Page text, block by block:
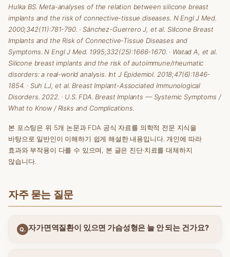
Hulka BS. Meta-analyses of the relation between silicone breast
implants and the risk of connective-tissue diseases. N Engl J Med.
2000;342(11):781-790. ·Sánchez-Guerrero J, et al. Silicone Breast
Implants and the Risk of Connective-Tissue Diseases and
Symptoms. N Engl J Med. 1995;332(25):1666-1670. · Watad A, et al.
Silicone breast implants and the risk of autoimmune/rheumatic
disorders: a real-world analysis. Int J Epidemiol. 2018;47(6):1846-
1854. · Suh LJ, et al. Breast Implant-Associated Immunological
Disorders. 2022. · U.S. FDA. Breast Implants — Systemic Symptoms /
What to Know / Risks and Complications.
본 포스팅은 위 5개 논문과 FDA 공식 자료를 의학적 전문 지식을
바탕으로 일반인이 이해하기 쉽게 해설한 내용입니다. 개인에 따라
효과와 부작용이 다를 수 있으며, 본 글은 진단·치료를 대체하지
않습니다.
자주 묻는 질문
Q. 자가면역질환이 있으면 가슴성형은 늘 안 되는 건가요?